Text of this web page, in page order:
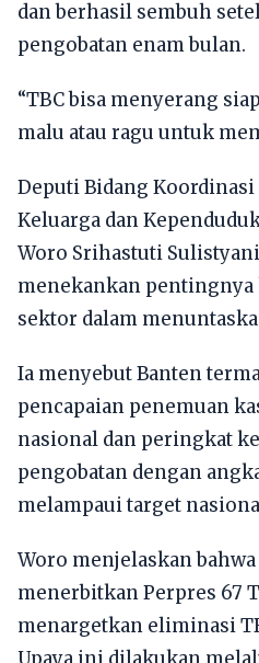
dan berhasil sembuh
pengobatan enam bulan.
“TBC bisa menyerang
malu atau ragu untuk
Deputi Bidang
Keluarga dan
Woro Srihastuti
menekankan
sektor dalam
Ia menyebut Banten
pencapaian penemuan
nasional dan peringkat
pengobatan dengan
melampaui target
Woro menjelaskan
menerbitkan Perpres 67
menargetkan eliminasi